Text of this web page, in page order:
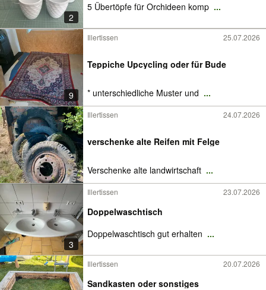
2
5 Übertöpfe für Orchideen komp ...
9
Illertissen 25.07.2026
Teppiche Upcycling oder für Bude
* unterschiedliche Muster und ...
Illertissen 24.07.2026
verschenke alte Reifen mit Felge
Verschenke alte landwirtschaft ...
3
Illertissen 23.07.2026
Doppelwaschtisch
Doppelwaschtisch gut erhalten ...
Illertissen 20.07.2026
Sandkasten oder sonstiges